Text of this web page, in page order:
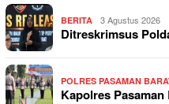
BERITA 3 Agustus 2026
Ditreskrimsus
POLRES PASAMAN
Kapolres